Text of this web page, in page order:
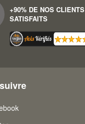
+90% DE NOS CLIENTS
SATISFAITS